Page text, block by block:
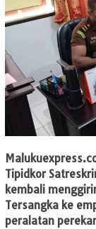
Tipidkor
kembali
Tersangka ke
peralatan